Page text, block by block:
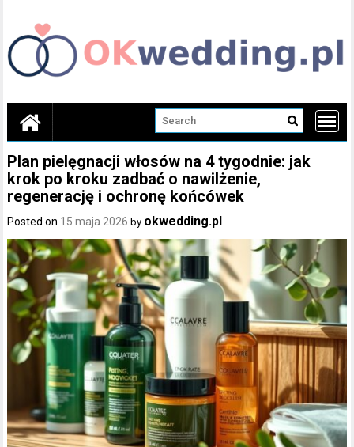
content
Plan pielęgnacji włosów na 4 tygodnie: jak
krok po kroku zadbać o nawilżenie,
regenerację i ochronę końcówek
Posted on 15 maja 2026 by okwedding.pl